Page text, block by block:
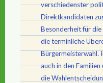
verschiedenster
Direktkandidaten
Besonderheit für
die terminliche
Bürgermeisterwahl.
auch in den
die